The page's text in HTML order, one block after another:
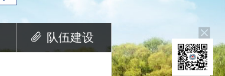
队伍建设